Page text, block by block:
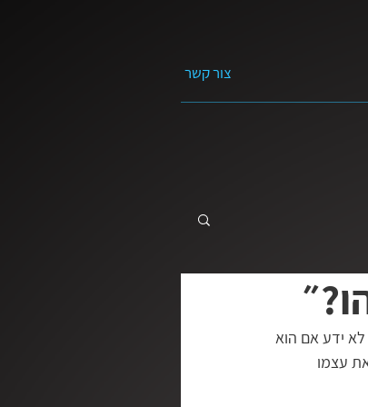
צור קשר
מה השאלה?
דורון
לא ידע אם הוא
עצמו